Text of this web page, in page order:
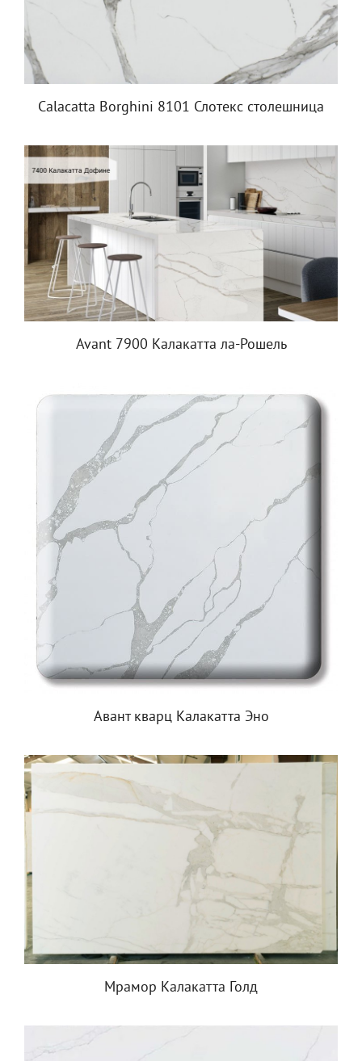
Calacatta Borghini 8101 Слотекс столешница
Avant 7900 Калакатта ла-Рошель
Авант кварц Калакатта Эно
Мрамор Калакатта Голд